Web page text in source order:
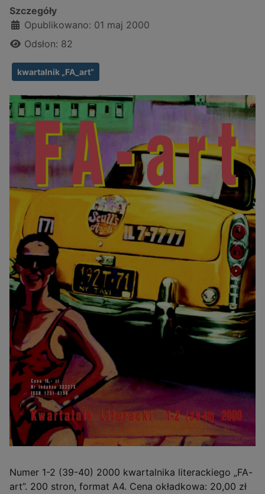
Szczegóły
Opublikowano: 01 maj 2000
Odsłon: 82
kwartalnik „FA_art”
Numer 1-2 (39-40) 2000 kwartalnika literackiego „FA-
art”. 200 stron, format A4. Cena okładkowa: 20,00 zł